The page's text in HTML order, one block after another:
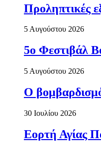
Προληπτικές
5 Αυγούστου 2026
5ο Φεστιβάλ
5 Αυγούστου 2026
Ο
30 Ιουλίου 2026
Εορτή Αγίας